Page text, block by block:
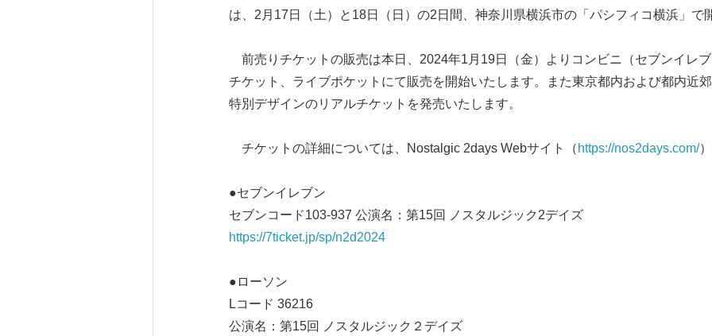
は、2月17日（土）と18日（日）の2日間、神奈川県横浜市の「パシフィコ横浜」で
前売りチケットの販売は本日、2024年1月19日（金）よりコンビニ（セブンイレ
チケット、ライブポケットにて販売を開始いたします。また東京都内および都内近
特別デザインのリアルチケットを発売いたします。
チケットの詳細については、Nostalgic 2days Webサイト（ https://nos2days.com/
●セブンイレブン
セブンコード103‐937 公演名：第15回 ノスタルジック2デイズ
https://7ticket.jp/sp/n2d2024
●ローソン
Lコード 36216
公演名：第15回 ノスタルジック２デイズ